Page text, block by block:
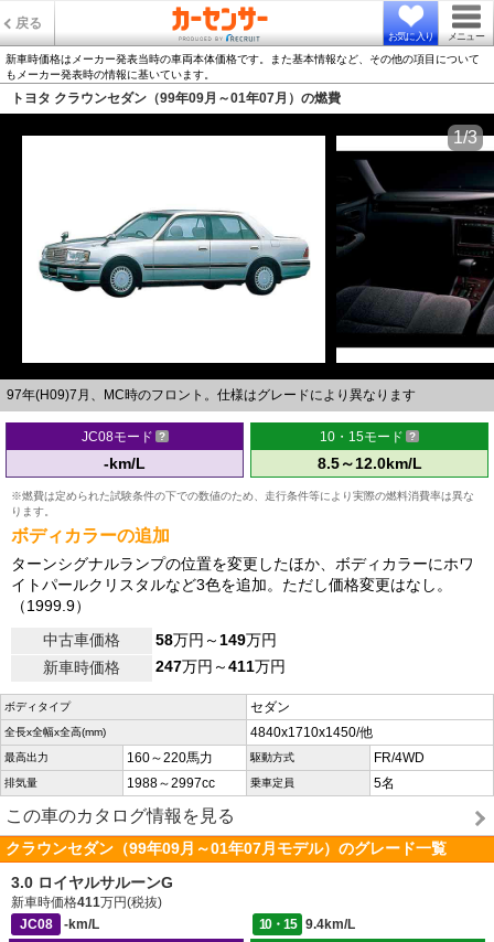
戻る
お気に入り メニュー
新車時価格はメーカー発表当時の車両本体価格です。また基本情報など、その他の項目について
もメーカー発表時の情報に基いています。
トヨタ クラウンセダン（99年09月～01年07月）の燃費
97年(H09)7月、MC時のフロント。仕様はグレードにより異なります
1/3
JC08モード
-km/L
10・15モード
8.5～12.0km/L
※燃費は定められた試験条件の下での数値のため、走行条件等により実際の燃料消費率は異な
ります。
ボディカラーの追加
ターンシグナルランプの位置を変更したほか、ボディカラーにホワ
イトパールクリスタルなど3色を追加。ただし価格変更はなし。
（1999.9）
中古車価格
58万円～149万円
新車時価格
247万円～411万円
ボディタイプ セダン
全長x全幅x全高(mm) 4840x1710x1450/他
最高出力 160～220馬力 駆動方式 FR/4WD
排気量 1988～2997cc 乗車定員 5名
この車のカタログ情報を見る
クラウンセダン（99年09月～01年07月モデル）のグレード一覧
3.0 ロイヤルサルーンG
新車時価格411万円(税抜)
JC08
-km/L 10・15
9.4km/L